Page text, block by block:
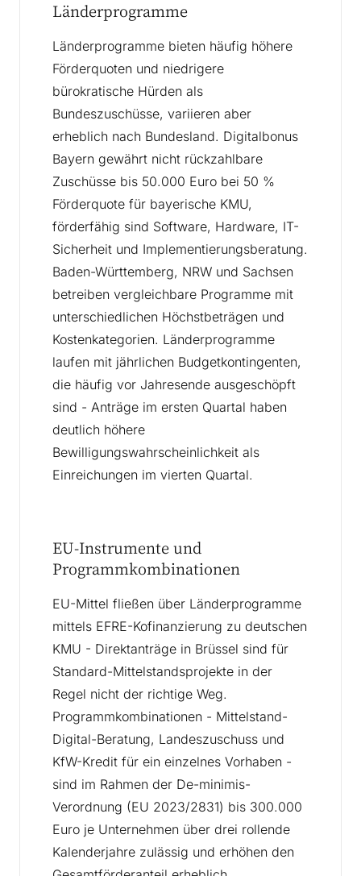
Länderprogramme
Länderprogramme bieten häufig höhere
Förderquoten und niedrigere
bürokratische Hürden als
Bundeszuschüsse, variieren aber
erheblich nach Bundesland. Digitalbonus
Bayern gewährt nicht rückzahlbare
Zuschüsse bis 50.000 Euro bei 50 %
Förderquote für bayerische KMU,
förderfähig sind Software, Hardware, IT-
Sicherheit und Implementierungsberatung.
Baden-Württemberg, NRW und Sachsen
betreiben vergleichbare Programme mit
unterschiedlichen Höchstbeträgen und
Kostenkategorien. Länderprogramme
laufen mit jährlichen Budgetkontingenten,
die häufig vor Jahresende ausgeschöpft
sind - Anträge im ersten Quartal haben
deutlich höhere
Bewilligungswahrscheinlichkeit als
Einreichungen im vierten Quartal.
EU-Instrumente und
Programmkombinationen
EU-Mittel fließen über Länderprogramme
mittels EFRE-Kofinanzierung zu deutschen
KMU - Direktanträge in Brüssel sind für
Standard-Mittelstandsprojekte in der
Regel nicht der richtige Weg.
Programmkombinationen - Mittelstand-
Digital-Beratung, Landeszuschuss und
KfW-Kredit für ein einzelnes Vorhaben -
sind im Rahmen der De-minimis-
Verordnung (EU 2023/2831) bis 300.000
Euro je Unternehmen über drei rollende
Kalenderjahre zulässig und erhöhen den